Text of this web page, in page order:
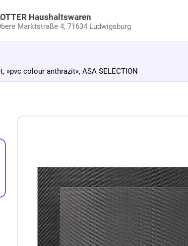
Haushaltswaren
Marktstraße 4, 71634 Ludwigsburg
»pvc colour anthrazit«, ASA SELECTION